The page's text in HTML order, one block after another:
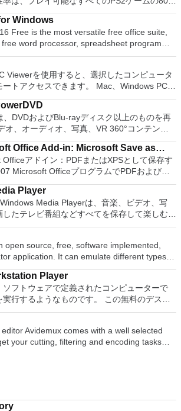
要がある場合。 低レベルのユーティリティ
は次の* ISOで動作しま
Archbang、BartPE / pebuilder、CentOS、
、Fedora、FreeDOS、Gentoo、
Boot CD、LiveXP、Knoppix、
Mint、NT Password Registry Editor、
Magic、Slackware、Tails、Trinity
、Ultimate Boot CD、Windows XP（SP2
Server 2003 R2、Windows Vista、
ストは完全ではありませ
語、セシュティナ、ダンスク、ドイツ語、英
フランス語、フルバツキー、イタリア語、ラ
エトゥビウ、マジャール、オランダ、ノルス
ポルトガル、ポルトガル、スロヴェンスキー、
スロヴェンスキーSrpski、Suomi、
。
ます。かなり強力なコンピューターを所有して
は優れたエミュレーターです。また、この
はローエンドコンピューターのサポートも提
2コンソールのすべての所有者は、
見ることができます。 PCSX2エミュレ
ると、PS2コントローラーを使用して、本物の
ン体験をシミュレートできます。このアプリ
、ディスクからゲームを直接実行することも、
からISOイメージとして実行することもできま
す。 Savestates：ボタンを1つ
ームの現在の「状態」を保存できます。 無制
ード：好きなだけメモリーカードを保存でき、
での単一の物理カードに制限されなくなりま
グラフィックス：PCSX2を使用すると、
HDでゲームをプレイできます。 全体とし
でエミュレートでき、Windowsとエミュレ
ることができます。欠点は、高速ゲームに苦
ーズまたはクラッシュすることです。* PCSX2
、コンソールから抽出できるPlaystation 2
。
Windows
Free is the most versatile free office suite,
word processor, spreadsheet program
maker. With these three programs you will
with any office related tasks. WPS
has multiple language support for English,
Spanish, Portuguese,Russian and Polish
between languages requires only a
features, such as the paragraph
and multiple tabbed feature. It also has a PDF
check and word count feature. WPS Office
supports switching language UI,File
templates. Key features include:
word processor. Presentation Multimedia
Spreadsheets Powerful tool for data
analysis. 100% compatible with MS Office
(.docx, .pptx, .xlsx, etc.). Thousands of
Android). WPS Cloud Storage included.
suite, WPS Office 2016 Free comes with
features, including a useful a paragraph
int he Writer program. It has an Office to PDF
spell checking and word count features.
neat tools such as the Watermark in
converting PowerPoint to Word document
The Writer program is a versatile word
program is an easy to use and
maker that helps you to create impressive
Viewerを使用すると、選択したコンピュータ
トアクセスできます。 Mac、Windows PC、
ン、世界中のどこからでも。 VNC Viewerを
ピューターのデスクトップを表示したり、コ
に直接座っているかのようにマウスとキーボ
Viewerは、インストールと
。制御したいデバイスでインストーラーを実行
ください。オプションで、Windowsでのリ
可能なMSIがあります。デスクトッププラッ
Viewerをインストールする権限がない場合
ロンオプションを選択する必要があります。
おりです。 クラウドサービスを介してVNC
ているコンピューターに接続します。 Apple
ARD）などのサードパーティ製のVNC互換
行しているコンピューターに直接接続しま
でVNC Viewerにサインインして、すべてのデ
バックアップおよび同期します。 仮想キー
す。 Bluetoothキーボードのサポ
ジョンがあります。 制御する必要のあるマシ
のWebサイトにアクセスして、各コンピ
Connectをダウンロードするだけです。次
カウントの資格情報を使用して、ローカルマ
にサインインします。そこから、コンピュ
インに使用するのと同じユーザー名とパスワ
をサポートしま
、DVDおよびBlu-rayディスク以上のものを再
オ、オーディオ、写真、VR 360°コンテン
やVimeoにとっても、PowerDVD18は重
の仲間です。 Ultra HD HDR TVとサ
ドシステムの可能性を解き放ち、360°ビデオ
クションへのアクセスで仮想世界に没頭する
ップトップでの比類のない再生サポートと独
どこにいても簡単にリラックスできます。
向けに最適化 Ultra HD
/ H.265およびHDR10コンテンツをサポー
で21：9モニターで2.35：1の映画を見る常時
でYouTubeライブを見る YouTubeおよび
および360ビデオを再生 VRエクスペリエンス
Mixed Realityヘッドセット、HTC、VIVE、
をサポート Fire TVとキャストのサポート
ライアルです。
Office Add-in: Microsoft Save as
アドイン：PDFまたはXPSとして保存す
Microsoft OfficeプログラムでPDFおよび
スポートして保存できます。このツールを使用
プログラムのサブセットでPDF形式および
ール添付ファイルとして送信することもでき
能はプログラムによって異なります）。 この
、次のOfficeプログラムで動作します。
Microsoft Office Excel 2007。
。 Microsoft Office OneNote
グラムのこの
PDFまたはXPSアドインは、2007 Microsoft
フトウェアの補足条項であり、2007 Microsoft
フトウェアのライセンス条項の対象となりま
件：サポートされているオペレーティングシ
Server 2003、Windows Vista、Windows
Player
Media Playerは、音楽、ビデオ、写
たテレビ番組などすべてを保存して楽しむ最
しています。 再生、表示、外出先で楽しむた
デバイスとの同期、さらには家中のデバイス
所で行えます。 シンプルなデザイン -
外観でデジタル エンターテイメントを楽しめ
音楽をより多く - デジタル音楽体験がさらに
。 エンターテイメントをすべて1つの場所に -
真、録画したテレビ番組をすべて保存して楽
でも楽しめる - どこにいても音楽、ビデオ、
できます。
open source, free, software implemented,
It can emulate different types of
from DEC VT100 to DEC VT382, and it
& 2 and serial port connections. It also
scripting language and some other useful
Supports SSH, standard telnet and serial
digital/vt terminal standards. Tera Term is
which allows the connection to any
SSH hosts. It sports a clean and crisp layout
supports remote Telnet or SSH
then Tera Term is a good choice.
Player
ソフトウェアで定義されたコンピューターで
行するようなものです。 この無料のデスク
フトウェアアプリケーションにより、VMware
Fusion、VMware Server、または
成された仮想マシンを簡単に操作できます。
のPCで複数のオペレーティ
トの両方の仮想マシンを実行します。 2-
を活用します。 サードパーティの仮想マシン
Avidemux comes with a well selected
your cutting, filtering and encoding tasks
into the job queue. Features: Non-
Apply filters and effects Transcode into